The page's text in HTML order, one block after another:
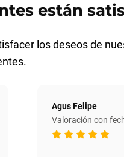
están
los deseos de
Agus Felipe
Valoración con